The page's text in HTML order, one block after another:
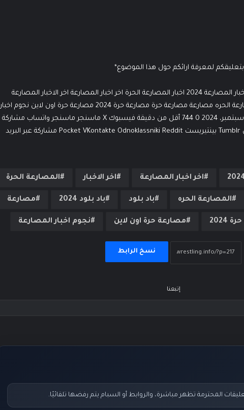
بتعليقكم لمعرفة ارائكم حول هذا الموضوع*
الوسوم باد بلود 2024 باد بلود wwe اخبار المصارعة 2024 اخبار المصارعة الحرة اخر اخبار المصارعة اخر الاخبار المصارعة
الحرة المصارعة الحرة اون لاين المصارعة الحره مصارعة مصارعة حرة مصارعة حرة 2024 مصارعة حرة اون لاين نجوم اخبار
المصارعة Aya Asser آخر تحديث: 30 سبتمبر، 2024 0 744 أقل من دقيقة فيسبوك ‫X ماسنجر ماسنجر واتساب مشاركة
عبر البريد شاركها فيسبوك ‫X لينكدإن ‏Tumblr بينتيريست ‏Reddit ‏VKontakte Odnoklassniki ‫Pocket مشاركة عبر البريد
اخر اخبار المصارعة اخر الاخبار المصارعة الحرة
المصارعة الحره باد بلود باد بلود 2024 مصارعة
2024 مصارعة حرة اون لاين نجوم اخبار المصارعة
نسخ الرابط
إتبعنا
المحترمة تظهر مباشرة، والروابط أو السبام يتم رفضها تلقائيًا.